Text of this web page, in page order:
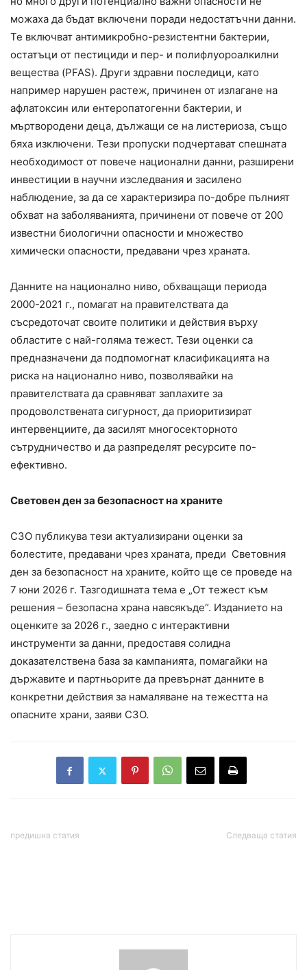
можаха да бъдат включени поради недостатъчни данни.
Те включват антимикробно-резистентни бактерии,
остатъци от пестициди и пер- и полифлуороалкилни
вещества (PFAS). Други здравни последици, като
например нарушен растеж, причинен от излагане на
афлатоксин или ентеропатогенни бактерии, и
мъртвородени деца, дължащи се на листериоза, също
бяха изключени. Тези пропуски подчертават спешната
необходимост от повече национални данни, разширени
инвестиции в научни изследвания и засилено
наблюдение, за да се характеризира по-добре пълният
обхват на заболяванията, причинени от повече от 200
известни биологични опасности и множество
химически опасности, предавани чрез храната.
Данните на национално ниво, обхващащи периода
2000-2021 г., помагат на правителствата да
съсредоточат своите политики и действия върху
областите с най-голяма тежест. Тези оценки са
предназначени да подпомогнат класификацията на
риска на национално ниво, позволявайки на
правителствата да сравняват заплахите за
продоволствената сигурност, да приоритизират
интервенциите, да засилят многосекторното
сътрудничество и да разпределят ресурсите по-
ефективно.
Световен ден за безопасност на храните
СЗО публикува тези актуализирани оценки за
болестите, предавани чрез храната, преди Световния
ден за безопасност на храните, който ще се проведе на
7 юни 2026 г. Тазгодишната тема е „От тежест към
решения – безопасна храна навсякъде“. Изданието на
оценките за 2026 г., заедно с интерактивни
инструменти за данни, предоставя солидна
доказателствена база за кампанията, помагайки на
държавите и партньорите да превърнат данните в
конкретни действия за намаляване на тежестта на
опасните храни, заяви СЗО.
предишна статия Следваща статия